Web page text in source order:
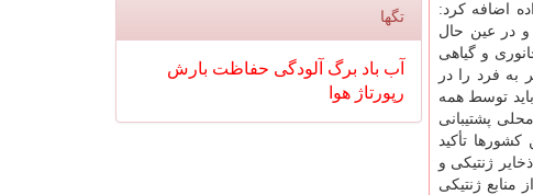
اضافه کرد:
و در عین حال
و گیاهی
به فرد را در
توسط همه
پشتیبانی
تأکید
ژنتیکی و
ژنتیکی
تگها
آب باد برگ آلودگی حفاظت بارش
رپورتاژ هوا